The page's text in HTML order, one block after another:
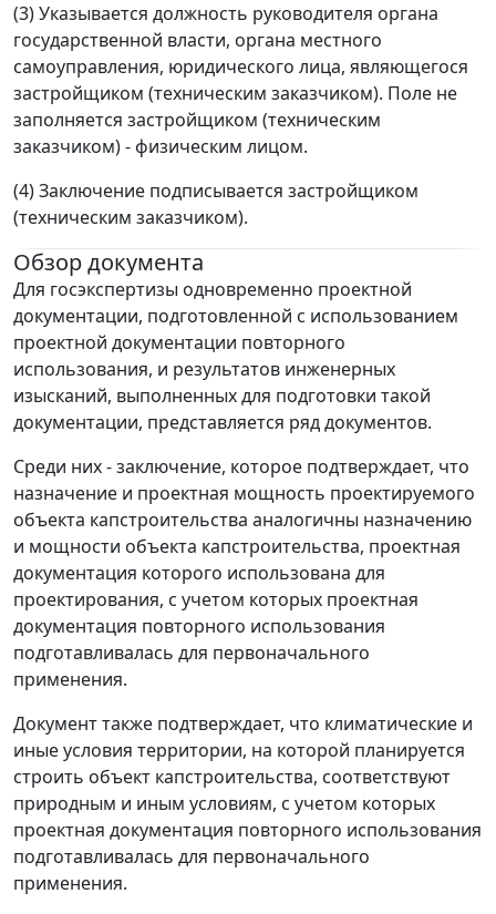
(3) Указывается должность руководителя органа
государственной власти, органа местного
самоуправления, юридического лица, являющегося
застройщиком (техническим заказчиком). Поле не
заполняется застройщиком (техническим
заказчиком) - физическим лицом.
(4) Заключение подписывается застройщиком
(техническим заказчиком).
Обзор документа
Для госэкспертизы одновременно проектной
документации, подготовленной с использованием
проектной документации повторного
использования, и результатов инженерных
изысканий, выполненных для подготовки такой
документации, представляется ряд документов.
Среди них - заключение, которое подтверждает, что
назначение и проектная мощность проектируемого
объекта капстроительства аналогичны назначению
и мощности объекта капстроительства, проектная
документация которого использована для
проектирования, с учетом которых проектная
документация повторного использования
подготавливалась для первоначального
применения.
Документ также подтверждает, что климатические и
иные условия территории, на которой планируется
строить объект капстроительства, соответствуют
природным и иным условиям, с учетом которых
проектная документация повторного использования
подготавливалась для первоначального
применения.